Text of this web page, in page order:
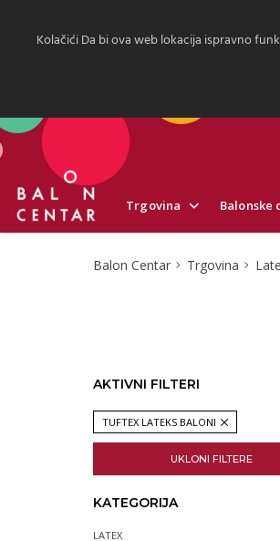
Trgovina Balonske
Balon Centar Trgovina
AKTIVNI FILTERI
TUFTEX LATEKS BALONI
UKLONI FILTERE
KATEGORIJA
LATEX
Kolačići Da bi ova web lokacija ispravno